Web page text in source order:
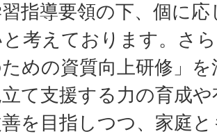
指導要領の下、個に
考えております。さ
めの資質向上研修」
て支援する力の育成
を目指しつつ、家庭